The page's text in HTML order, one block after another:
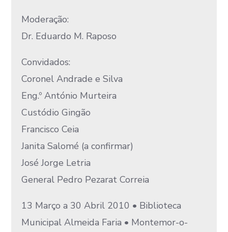
Moderação:
Dr. Eduardo M. Raposo
Convidados:
Coronel Andrade e Silva
Eng.º António Murteira
Custódio Gingão
Francisco Ceia
Janita Salomé (a confirmar)
José Jorge Letria
General Pedro Pezarat Correia
13 Março a 30 Abril 2010 • Biblioteca
Municipal Almeida Faria • Montemor-o-